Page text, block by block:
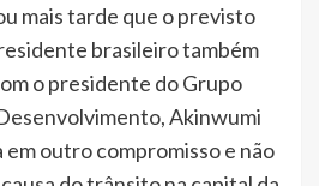
mais tarde que o previsto
brasileiro também
o presidente do Grupo
Akinwumi
em outro compromisso e não